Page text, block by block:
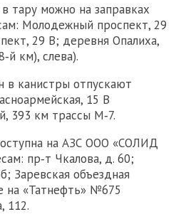
тару можно на заправках
Молодежный проспект, 29
29 В; деревня Опалиха,
км), слева).
в канистры отпускают
15 В
393 км трассы М‑7.
на АЗС ООО «СОЛИД
пр‑т Чкалова, д. 60;
Заревская объездная
на «Татнефть» №675
112.